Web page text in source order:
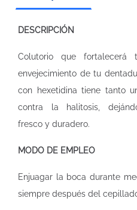
DESCRIPCIÓN
Colutorio que
envejecimiento de tu
con hexetidina tiene tanto
contra la halitosis,
fresco y duradero.
MODO DE EMPLEO
Enjuagar la boca durante
siempre después del